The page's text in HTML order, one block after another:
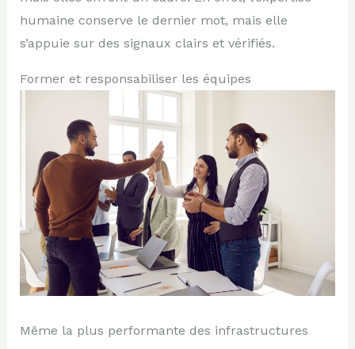
humaine conserve le dernier mot, mais elle
s’appuie sur des signaux clairs et vérifiés.
Former et responsabiliser les équipes
Même la plus performante des infrastructures